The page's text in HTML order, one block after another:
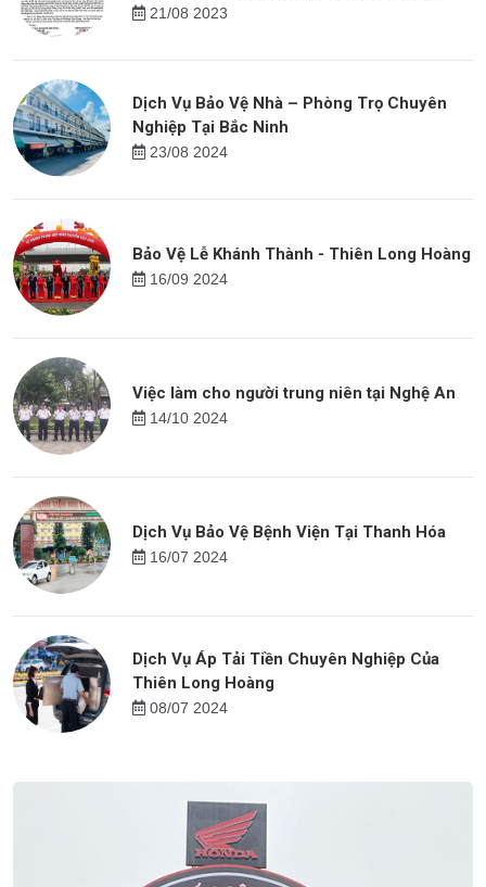
21/08 2023
Dịch Vụ Bảo Vệ Nhà – Phòng Trọ Chuyên
Nghiệp Tại Bắc Ninh
23/08 2024
Bảo Vệ Lễ Khánh Thành - Thiên Long Hoàng
16/09 2024
Việc làm cho người trung niên tại Nghệ An
14/10 2024
Dịch Vụ Bảo Vệ Bệnh Viện Tại Thanh Hóa
16/07 2024
Dịch Vụ Áp Tải Tiền Chuyên Nghiệp Của
Thiên Long Hoàng
08/07 2024